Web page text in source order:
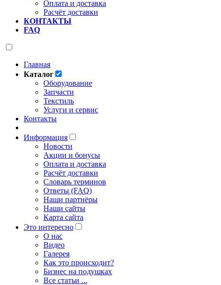
Оплата и доставка
Расчёт доставки
КОНТАКТЫ
FAQ
Главная
Каталог
Оборудование
Запчасти
Текстиль
Услуги и сервис
Контакты
Информация
Новости
Акции и бонусы
Оплата и доставка
Расчёт доставки
Словарь терминов
Ответы (FAQ)
Наши партнёры
Наши сайты
Карта сайта
Это интересно
O нас
Видео
Галерея
Как это происходит?
Бизнес на подушках
Все статьи ...